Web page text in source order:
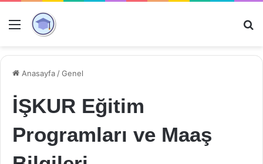
Menü
Anasayfa /Genel
İŞKUR Eğitim
Programları ve Maaş